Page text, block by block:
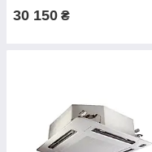
30 150 ₴